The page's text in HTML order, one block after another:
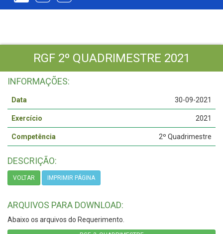
RGF 2º QUADRIMESTRE 2021
INFORMAÇÕES:
Data 30-09-2021
Exercício 2021
Competência 2º Quadrimestre
DESCRIÇÃO:
VOLTAR IMPRIMIR PÁGINA
ARQUIVOS PARA DOWNLOAD:
Abaixo os arquivos do Requerimento.